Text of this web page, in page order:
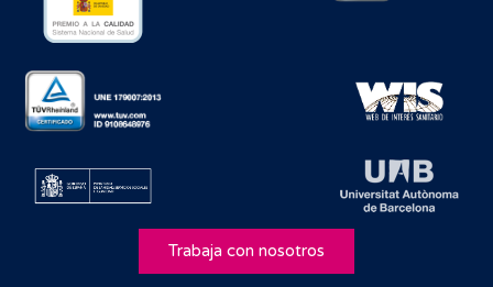
Trabaja con nosotros